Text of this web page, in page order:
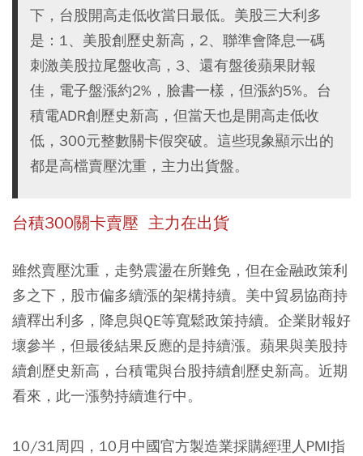
下，台股開高走低收當日最低。美股三大利多
是：1、美股創歷史新高，2、聯準會降息一碼
刺激美股拉尾盤收高，3、還有盤後蘋果財報
佳，電子盤漲約2%，臉書一樣，但漲約5%。台
積電ADR創歷史新高，但當天也是開高走低收
低，300元整數關卡假突破。這些現象顯示出的
都是高檔賣壓沈重，主力出貨盤。
台積300關卡賣壓 主力在出貨
雖然賣壓沈重，走勢震盪在所難免，但在金融政策利
多之下，股市偏多續漲的架構持續。美中貿易協商持
續釋出利多，降息與QE等寬鬆政策持續。企業財報好
壞參半，但最後結果反應的是持續漲。蘋果與美股持
續創歷史新高，台積電與台股持續創歷史新高。近期
看來，此一漲勢持續進行中。
10/31周四，10月中國官方製造業採購經理人PMI指